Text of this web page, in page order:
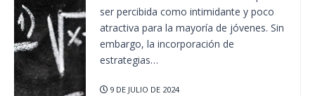
ser percibida como intimidante y poco
atractiva para la mayoría de jóvenes. Sin
embargo, la incorporación de
estrategias…
9 DE JULIO DE 2024